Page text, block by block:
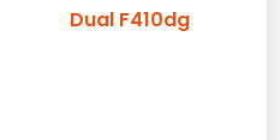
Dual F410dg